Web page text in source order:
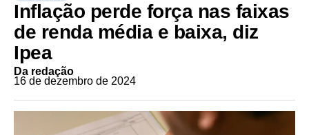
Inflação perde força nas faixas
de renda média e baixa, diz
Ipea
Da redação
16 de dezembro de 2024